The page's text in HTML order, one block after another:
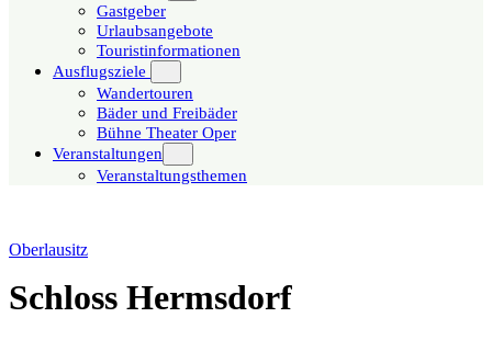
Gastgeber
Urlaubsangebote
Touristinformationen
Ausflugsziele
Wandertouren
Bäder und Freibäder
Bühne Theater Oper
Veranstaltungen
Veranstaltungsthemen
Oberlausitz
Schloss Hermsdorf